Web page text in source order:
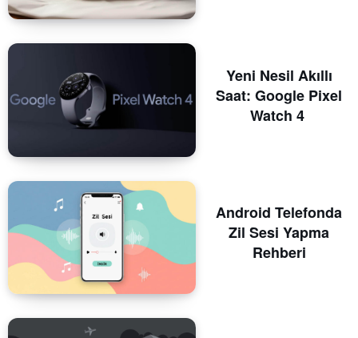
Yeni Nesil Akıllı
Saat: Google Pixel
Watch 4
Android Telefonda
Zil Sesi Yapma
Rehberi